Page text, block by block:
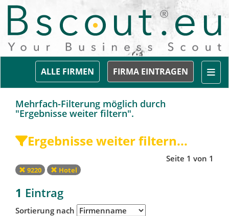
FIRMA EINTRAGEN
ALLE FIRMEN
Mehrfach-Filterung möglich durch
"Ergebnisse weiter filtern".
Ergebnisse weiter filtern...
Seite 1 von 1
9220 Hotel
1 Eintrag
Sortierung nach